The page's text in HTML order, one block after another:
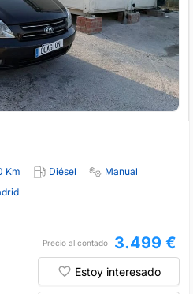
Km Diésel
Manual
Precio al contado 3.499 €
Estoy interesado